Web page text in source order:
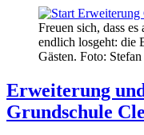
Freuen sich, dass
endlich losgeht: die
Gästen. Foto:
Erweiterung
Grundschule